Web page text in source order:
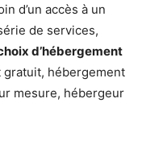
d’un accès à un
de services,
d’hébergement
gratuit, hébergement
mesure, hébergeur